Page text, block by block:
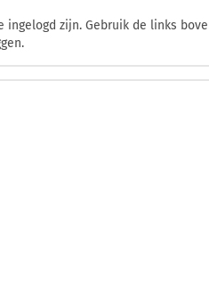
ingelogd zijn. Gebruik de links